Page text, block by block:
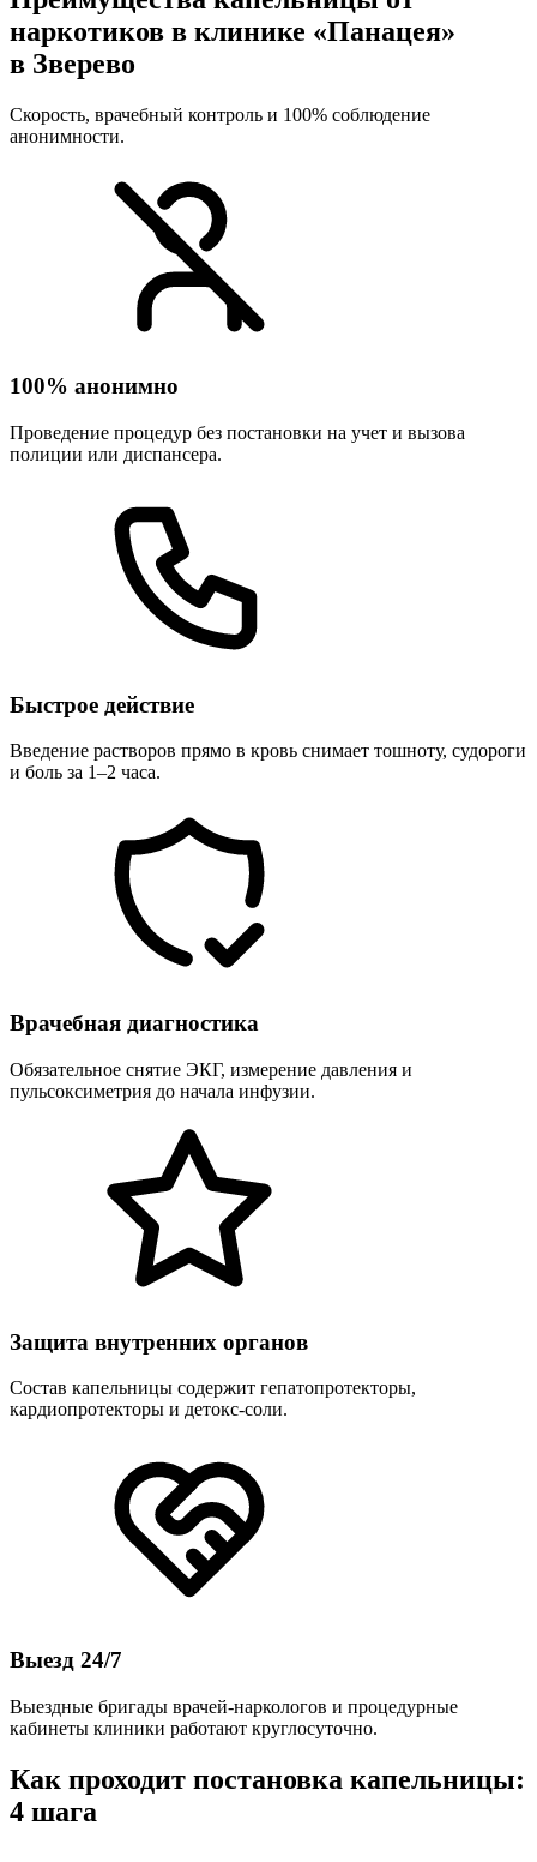
наркотиков в клинике «Панацея»
в Зверево
Скорость, врачебный контроль и 100% соблюдение
анонимности.
100% анонимно
Проведение процедур без постановки на учет и вызова
полиции или диспансера.
Быстрое действие
Введение растворов прямо в кровь снимает тошноту, судороги
и боль за 1–2 часа.
Врачебная диагностика
Обязательное снятие ЭКГ, измерение давления и
пульсоксиметрия до начала инфузии.
Защита внутренних органов
Состав капельницы содержит гепатопротекторы,
кардиопротекторы и детокс-соли.
Выезд 24/7
Выездные бригады врачей-наркологов и процедурные
кабинеты клиники работают круглосуточно.
Как проходит постановка капельницы:
4 шага